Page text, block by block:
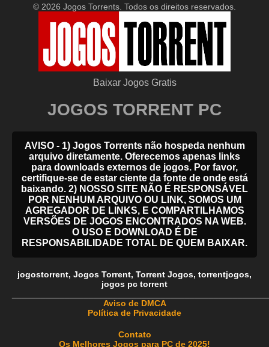
© 2026 Jogos Torrents. Todos os direitos reservados.
Baixar Jogos Gratis
JOGOS TORRENT PC
AVISO - 1) Jogos Torrents não hospeda nenhum
arquivo diretamente. Oferecemos apenas links
para downloads externos de jogos. Por favor,
certifique-se de estar ciente da fonte de onde está
baixando. 2) NOSSO SITE NÃO É RESPONSÁVEL
POR NENHUM ARQUIVO OU LINK, SOMOS UM
AGREGADOR DE LINKS, E COMPARTILHAMOS
VERSÕES DE JOGOS ENCONTRADOS NA WEB.
O USO E DOWNLOAD É DE
RESPONSABILIDADE TOTAL DE QUEM BAIXAR.
jogostorrent, Jogos Torrent, Torrent Jogos, torrentjogos,
jogos pc torrent
Aviso de DMCA
Política de Privacidade
Contato
Os Melhores Jogos para PC de 2025!